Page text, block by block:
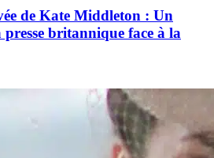
de Kate Middleton : Un
britannique face à la